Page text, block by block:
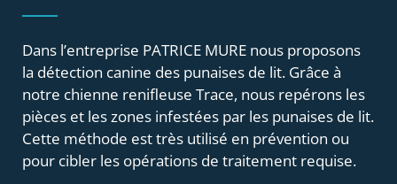
Dans l’entreprise PATRICE MURE nous proposons
la détection canine des punaises de lit. Grâce à
notre chienne renifleuse Trace, nous repérons les
pièces et les zones infestées par les punaises de lit.
Cette méthode est très utilisé en prévention ou
pour cibler les opérations de traitement requise.